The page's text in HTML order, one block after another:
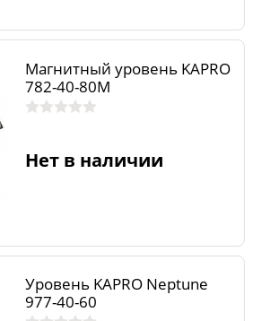
Магнитный уровень KAPRO
782-40-80M
Нет в наличии
Уровень KAPRO Neptune
977-40-60